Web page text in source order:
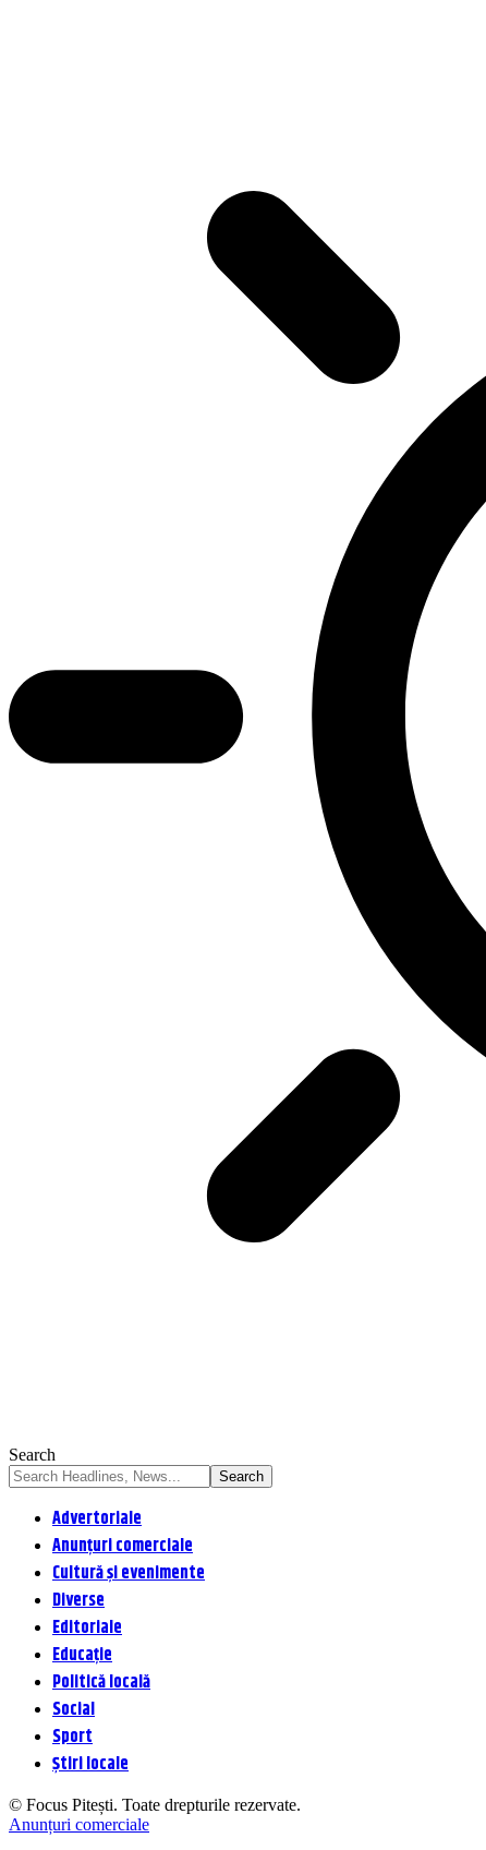
Search
Advertoriale
Anunțuri comerciale
Cultură și evenimente
Diverse
Editoriale
Educație
Politică locală
Social
Sport
Știri locale
© Focus Pitești. Toate drepturile rezervate.
Anunțuri comerciale